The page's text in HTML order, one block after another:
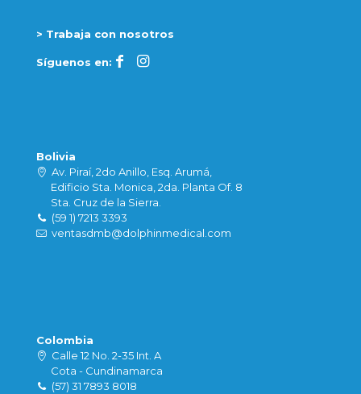
> Trabaja con nosotros
Síguenos en:
Bolivia
Av. Piraí, 2do Anillo, Esq. Arumá,
Edificio Sta. Monica, 2da. Planta Of. 8
Sta. Cruz de la Sierra.
(59 1) 7213 3393
ventasdmb@dolphinmedical.com
Colombia
Calle 12 No. 2-35 Int. A
Cota - Cundinamarca
(57) 31 7893 8018